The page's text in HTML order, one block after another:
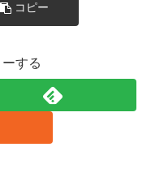
コピー
する